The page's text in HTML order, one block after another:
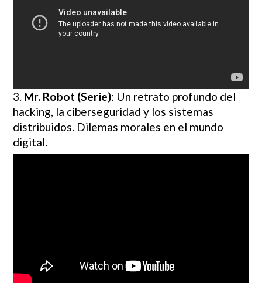
3. Mr. Robot (Serie): Un retrato profundo del
hacking, la ciberseguridad y los sistemas
distribuidos. Dilemas morales en el mundo
digital.